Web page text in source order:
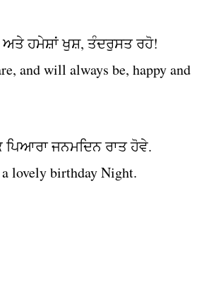
ਅਤੇ ਹਮੇਸ਼ਾਂ ਖੁਸ਼, ਤੰਦਰੁਸਤ ਰਹੋ!
and will always be, happy and
ਜਨਮਦਿਨ ਰਾਤ ਹੋਵੇ.
lovely birthday Night.